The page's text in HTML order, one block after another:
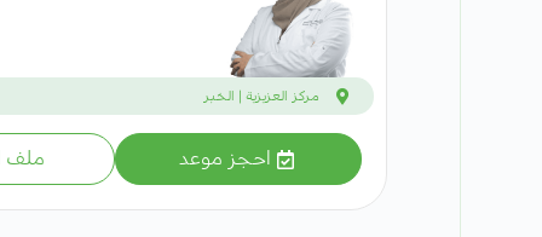
مركز العزيزية | الخبر
احجز موعد ملف